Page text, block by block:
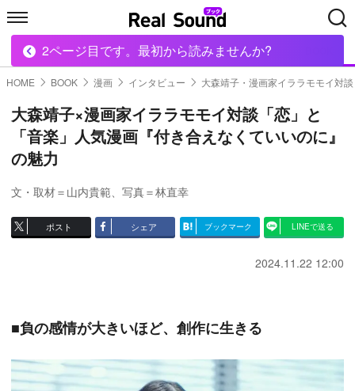
HOME MUSIC MOVIE TECH
HOME BOOK 漫画 インタビュー 大森靖子・漫画家イララモモイ対談
大森靖子×漫画家イララモモイ対談「恋」と
「音楽」人気漫画『付き合えなくていいのに』
の魅力
文・取材＝山内貴範、 写真＝林直幸
ポスト シェア ブックマーク LINEで送る
2024.11.22 12:00
■負の感情が大きいほど、創作に生きる
2ページ目です。最初から読みませんか?